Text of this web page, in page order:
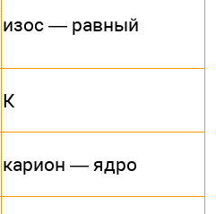
изос — равный
К
карион — ядро